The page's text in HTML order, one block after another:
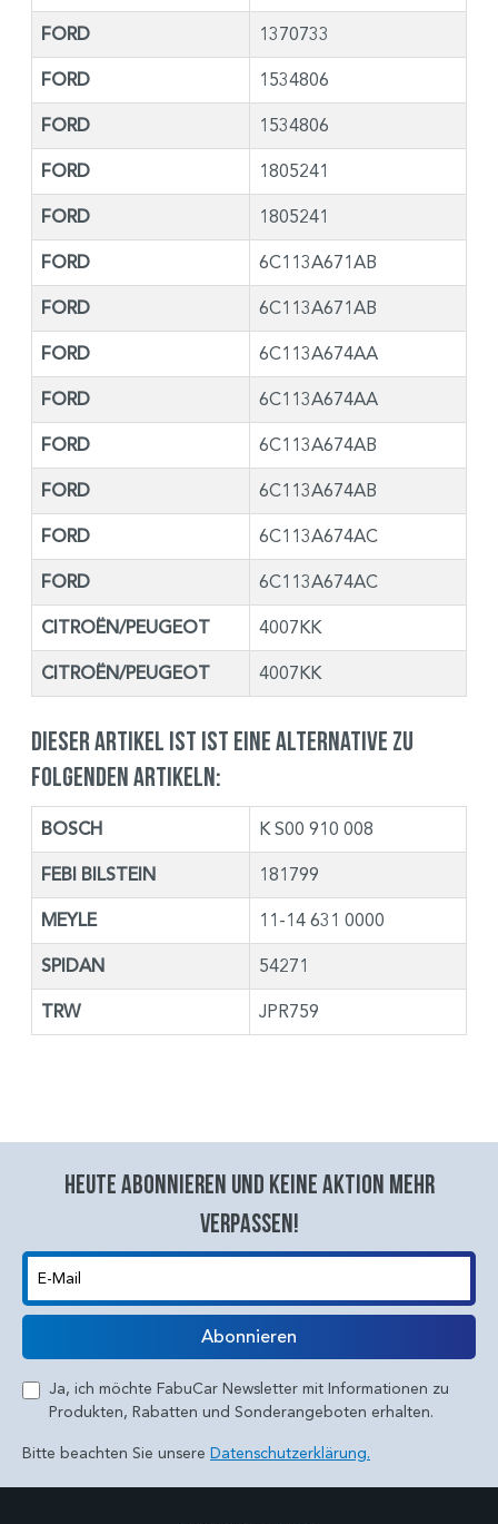
FORD 1370733
FORD 1534806
FORD 1534806
FORD 1805241
FORD 1805241
FORD 6C113A671AB
FORD 6C113A671AB
FORD 6C113A674AA
FORD 6C113A674AA
FORD 6C113A674AB
FORD 6C113A674AB
FORD 6C113A674AC
FORD 6C113A674AC
CITROËN/PEUGEOT 4007KK
CITROËN/PEUGEOT 4007KK
Dieser Artikel ist ist eine Alternative zu
folgenden Artikeln:
BOSCH K S00 910 008
FEBI BILSTEIN 181799
MEYLE 11-14 631 0000
SPIDAN 54271
TRW JPR759
Heute abonnieren und keine aktion mehr
verpassen!
E-Mail
Abonnieren
Ja, ich möchte FabuCar Newsletter mit Informationen zu
Produkten, Rabatten und Sonderangeboten erhalten.
Bitte beachten Sie unsere Datenschutzerklärung.